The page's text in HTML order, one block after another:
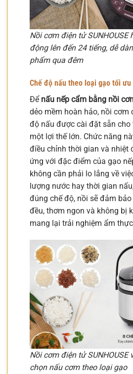
Nồi cơm điện tử SUNHOUSE
động lên đến 24 tiếng, dễ
phẩm qua đêm
Chế độ nấu theo loại gạo tối ưu
Để nấu nếp cẩm bằng nồi
dẻo mềm hoàn hảo, nồi cơm
độ nấu được cài đặt sẵn cho
một lợi thế lớn. Chức năng
điều chỉnh thời gian và nhiệt
ứng với đặc điểm của gạo
không cần phải lo lắng về
lượng nước hay thời gian
đúng chế độ, nồi sẽ đảm
đều, thơm ngon và không bị
mang lại trải nghiệm ẩm
Nồi cơm điện tử SUNHOUSE
chọn nấu cơm theo loại gạo